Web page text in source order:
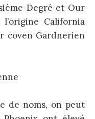
Degré et Our
California
coven Gardnerien
de noms, on peut